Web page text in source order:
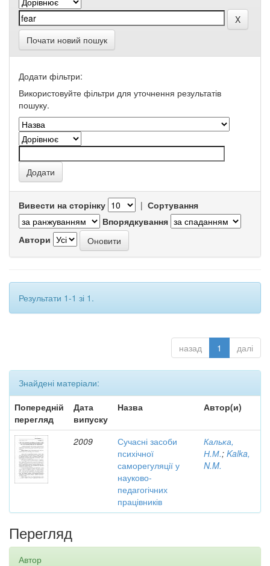
Почати новий пошук
Додати фільтри:
Використовуйте фільтри для уточнення результатів
пошуку.
Вивести на сторінку | Сортування
Впорядкування
Автори
Результати 1-1 зі 1.
назад 1 далі
Знайдені матеріали:
Попередній
перегляд
Дата
випуску
Назва Автор(и)
2009
Сучасні засоби
психічної
саморегуляції у
науково-
педагогічних
працівників
Калька,
Н.М.; Kalka,
N.M.
Перегляд
Автор